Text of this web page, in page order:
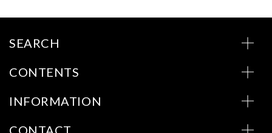
SEARCH
CONTENTS
INFORMATION
CONTACT